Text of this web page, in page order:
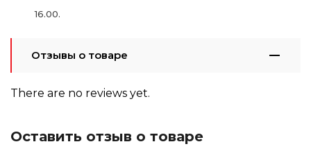
16.00.
Отзывы о товаре
There are no reviews yet.
Оставить отзыв о товаре